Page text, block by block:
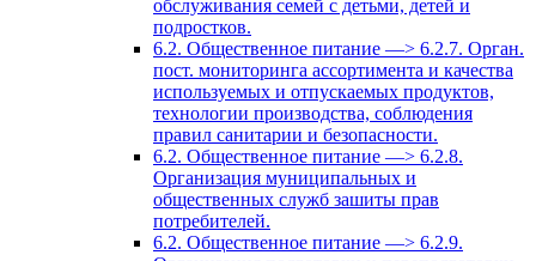
обслуживания семей с детьми, детей и
подростков.
6.2. Общественное питание —> 6.2.7. Орган.
пост. мониторинга ассортимента и качества
используемых и отпускаемых продуктов,
технологии производства, соблюдения
правил санитарии и безопасности.
6.2. Общественное питание —> 6.2.8.
Организация муниципальных и
общественных служб зашиты прав
потребителей.
6.2. Общественное питание —> 6.2.9.